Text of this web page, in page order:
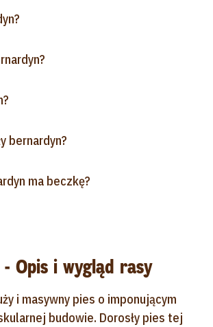
bernardyn?
ma beczkę?
Opis i wygląd rasy
i masywny pies o imponującym
budowie. Dorosły pies tej